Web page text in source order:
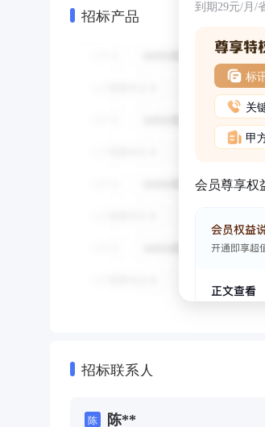
招标产品 到期29元/月/
标
关
甲
会员尊享权
招标联系人
陈 陈**